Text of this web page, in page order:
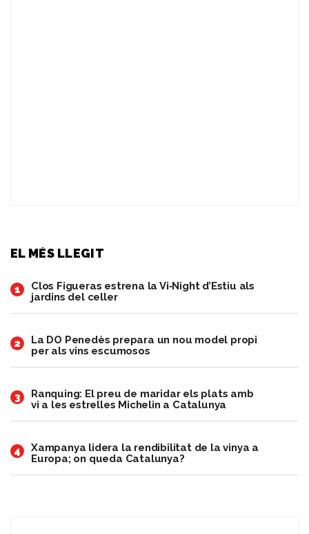
EL MÉS LLEGIT
1
Clos Figueras estrena la Vi‑Night d’Estiu als
jardins del celler
2
​La DO Penedès prepara un nou model propi
per als vins escumosos
3
Ranquing: El preu de maridar els plats amb
vi a les estrelles Michelin a Catalunya
4
Xampanya lidera la rendibilitat de la vinya a
Europa; on queda Catalunya?